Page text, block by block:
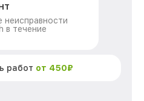
неисправности
в течение
работ от 450₽